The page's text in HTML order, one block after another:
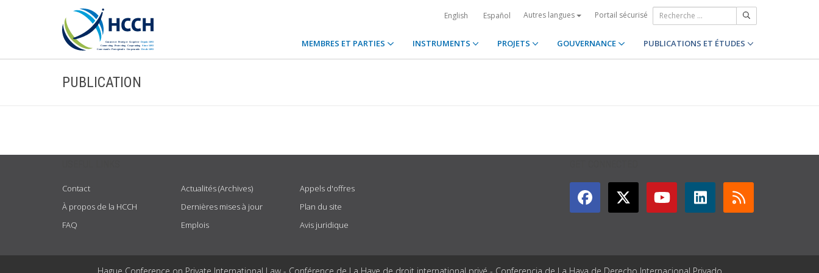
English Español Autres langues Portail sécurisé
MEMBRES ET PARTIES INSTRUMENTS PROJETS GOUVERNANCE PUBLICATIONS ET ÉTUDES
PUBLICATION
Contact
À propos de la HCCH
FAQ
Actualités (Archives)
Dernières mises à jour
Emplois
Appels d'offres
Plan du site
Avis juridique